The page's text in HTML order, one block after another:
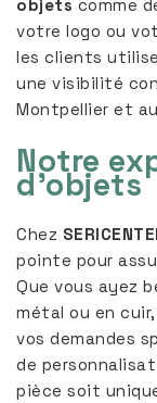
objets comme
votre logo ou
les clients
une visibilité
Montpellier et
Notre
d’objets
Chez
pointe pour
Que vous ayez
métal ou en
vos demandes
de
pièce soit